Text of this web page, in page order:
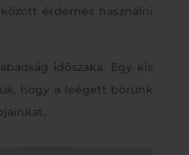
érdemes használni
időszaka. Egy kis
hogy a leégett bőrünk